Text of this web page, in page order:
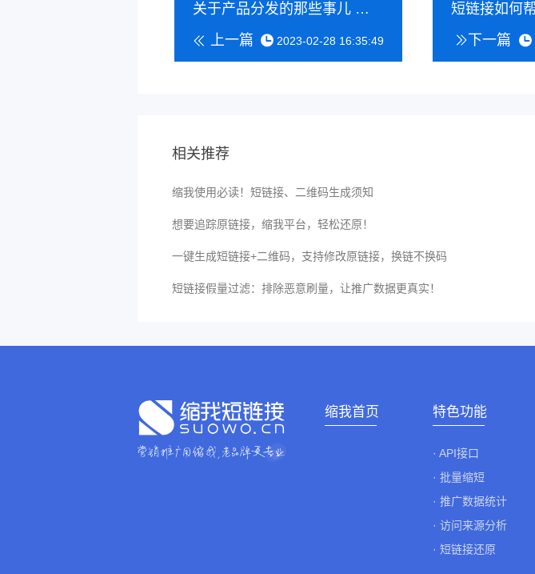
关于产品分发的那些事儿 | 缩我短网址
上一篇
2023-02-28 16:35:49
下一篇
相关推荐
缩我使用必读！短链接、二维码生成须知
想要追踪原链接，缩我平台，轻松还原！
一键生成短链接+二维码，支持修改原链接，换链不换码
短链接假量过滤：排除恶意刷量，让推广数据更真实！
缩我首页 特色功能
· API接口
· 批量缩短
· 推广数据统计
· 访问来源分析
· 短链接还原